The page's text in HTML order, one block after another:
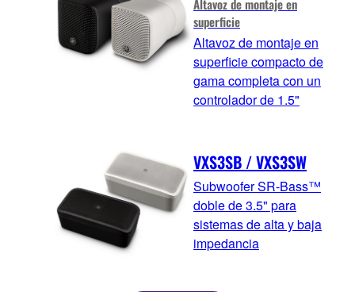
Altavoz de montaje en
superficie
Altavoz de montaje en
superficie compacto de
gama completa con un
controlador de 1.5"
VXS3SB / VXS3SW
Subwoofer SR-Bass™
doble de 3.5" para
sistemas de alta y baja
impedancia